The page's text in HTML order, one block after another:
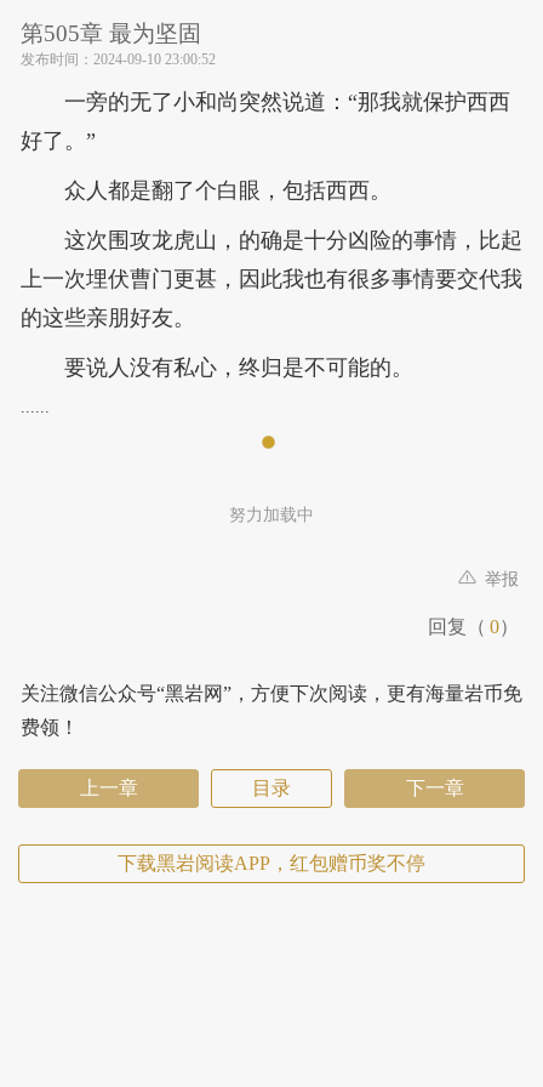
第505章 最为坚固
发布时间： 2024-09-10 23:00:52
一旁的无了小和尚突然说道：“那我就保护西西
好了。”
众人都是翻了个白眼，包括西西。
这次围攻龙虎山，的确是十分凶险的事情，比起
上一次埋伏曹门更甚，因此我也有很多事情要交代我
的这些亲朋好友。
要说人没有私心，终归是不可能的。
......
努力加载中
举报
回复（ 0）
关注微信公众号“黑岩网”，方便下次阅读，更有海量岩币免
费领！
上一章 目录 下一章
下载黑岩阅读APP，红包赠币奖不停